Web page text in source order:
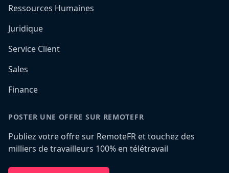
Ressources Humaines
Juridique
Service Client
Sales
Finance
POSTER UNE OFFRE SUR REMOTEFR
Publiez votre offre sur RemoteFR et touchez des
milliers de travailleurs 100% en télétravail